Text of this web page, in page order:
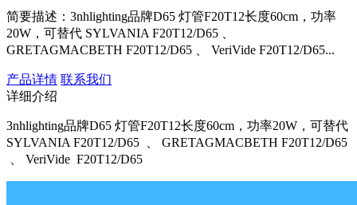
简要描述： 3nhlighting品牌D65 灯管F20T12长度60cm，功率
20W，可替代 SYLVANIA F20T12/D65 、
GRETAGMACBETH F20T12/D65 、 VeriVide F20T12/D65...
产品详情 联系我们
详细介绍
3nhlighting品牌D65 灯管F20T12长度60cm，功率20W，可替代
SYLVANIA F20T12/D65 、 GRETAGMACBETH F20T12/D65
、 VeriVide F20T12/D65